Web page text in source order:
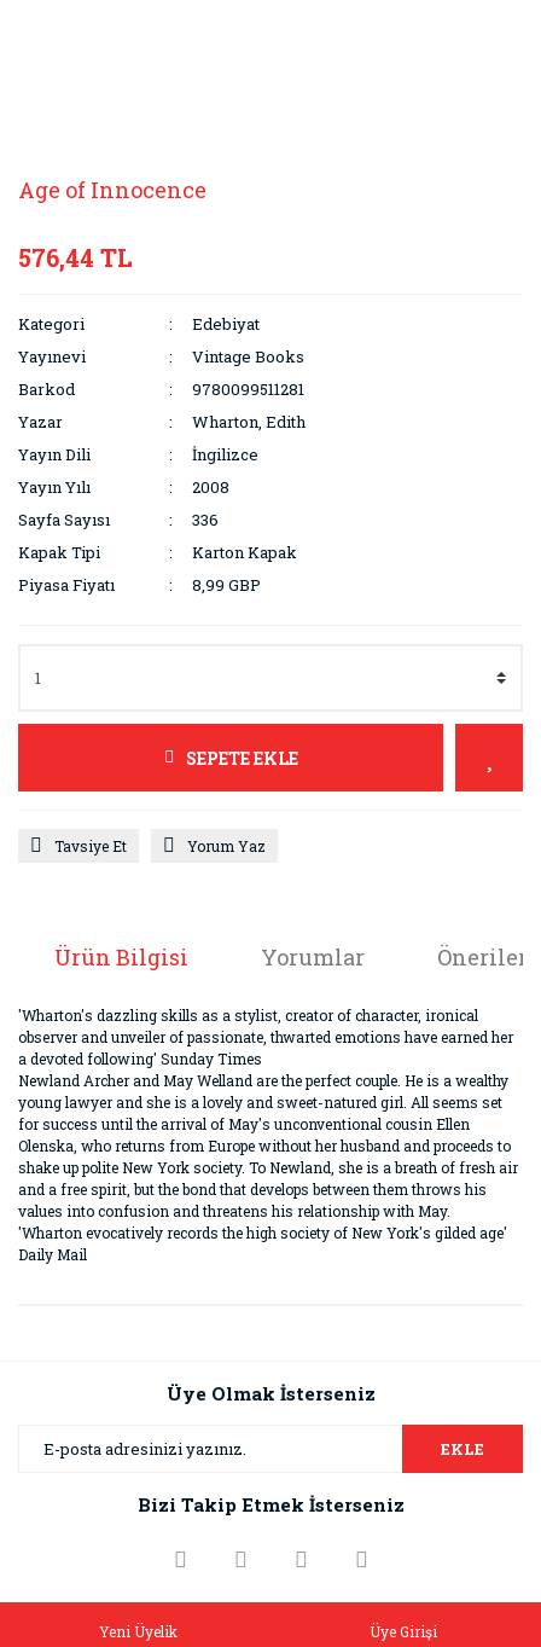
Age of Innocence
576,44 TL
Kategori
Edebiyat
Yayınevi
Vintage Books
Barkod
9780099511281
Yazar
Wharton, Edith
Yayın Dili
İngilizce
Yayın Yılı
2008
Sayfa Sayısı
336
Kapak Tipi
Karton Kapak
Piyasa Fiyatı
8,99 GBP
SEPETE EKLE
Tavsiye Et Yorum Yaz
Ürün Bilgisi Yorumlar
'Wharton's dazzling skills as a stylist, creator of character, ironical
observer and unveiler of passionate, thwarted emotions have earned her
a devoted following' Sunday Times
Newland Archer and May Welland are the perfect couple. He is a wealthy
young lawyer and she is a lovely and sweet-natured girl. All seems set
for success until the arrival of May's unconventional cousin Ellen
Olenska, who returns from Europe without her husband and proceeds to
shake up polite New York society. To Newland, she is a breath of fresh air
and a free spirit, but the bond that develops between them throws his
values into confusion and threatens his relationship with May.
'Wharton evocatively records the high society of New York's gilded age'
Daily Mail
Görüş ve önerileriniz için teşekkür ederiz.
Ürün resmi kalitesiz, bozuk veya görüntülenemiyor.
Ürün bilgilerinde hatalar bulunuyor.
Üye Olmak İsterseniz
EKLE
Bizi Takip Etmek İsterseniz
Yeni Üyelik Üye Girişi